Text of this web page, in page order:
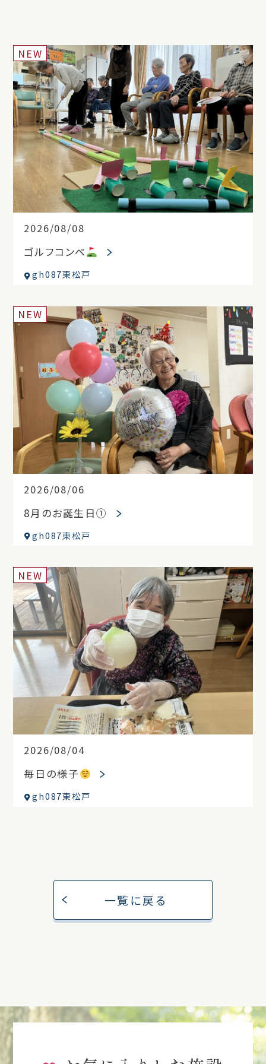
2026/08/08
NEW
ゴルフコンペ
gh087東松戸
2026/08/06
NEW
8月のお誕生日①
gh087東松戸
2026/08/04
NEW
毎日の様子
gh087東松戸
一覧に戻る